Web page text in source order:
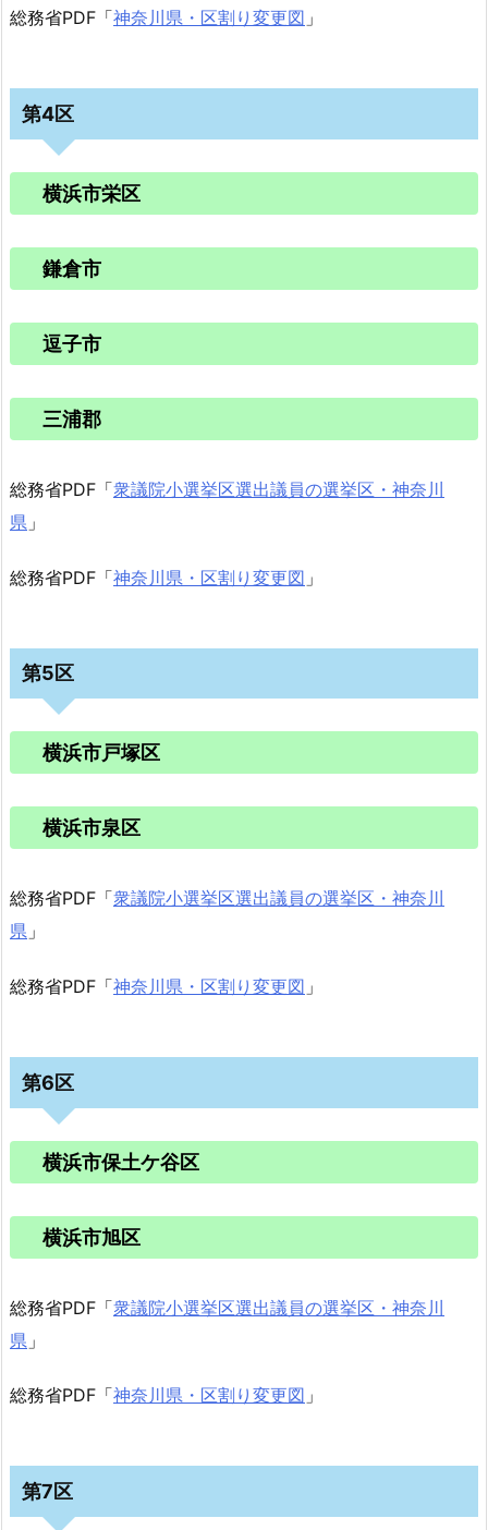
総務省PDF「神奈川県・区割り変更図 」
第4区
横浜市栄区
鎌倉市
逗子市
三浦郡
総務省PDF「衆議院小選挙区選出議員の選挙区・神奈川
県 」
総務省PDF「神奈川県・区割り変更図 」
第5区
横浜市戸塚区
横浜市泉区
総務省PDF「衆議院小選挙区選出議員の選挙区・神奈川
県 」
総務省PDF「神奈川県・区割り変更図 」
第6区
横浜市保土ケ谷区
横浜市旭区
総務省PDF「衆議院小選挙区選出議員の選挙区・神奈川
県 」
総務省PDF「神奈川県・区割り変更図 」
第7区